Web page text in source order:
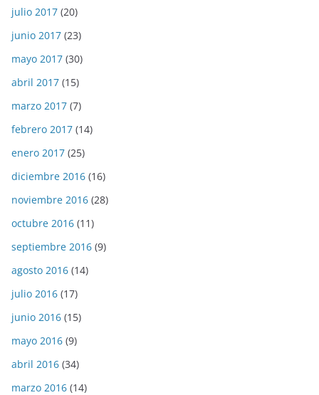
julio 2017 (20)
junio 2017 (23)
mayo 2017 (30)
abril 2017 (15)
marzo 2017 (7)
febrero 2017 (14)
enero 2017 (25)
diciembre 2016 (16)
noviembre 2016 (28)
octubre 2016 (11)
septiembre 2016 (9)
agosto 2016 (14)
julio 2016 (17)
junio 2016 (15)
mayo 2016 (9)
abril 2016 (34)
marzo 2016 (14)